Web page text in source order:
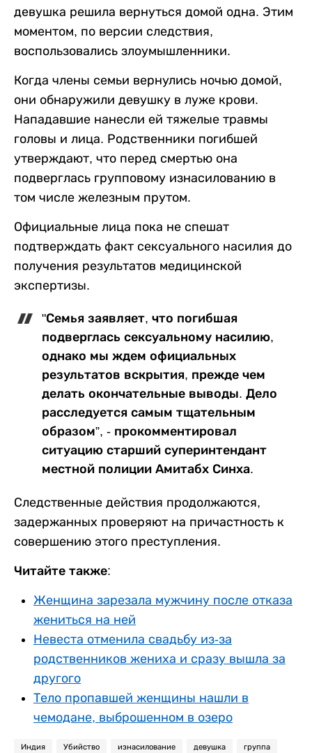
девушка решила вернуться домой одна. Этим
моментом, по версии следствия,
воспользовались злоумышленники.
Когда члены семьи вернулись ночью домой,
они обнаружили девушку в луже крови.
Нападавшие нанесли ей тяжелые травмы
головы и лица. Родственники погибшей
утверждают, что перед смертью она
подверглась групповому изнасилованию в
том числе железным прутом.
Официальные лица пока не спешат
подтверждать факт сексуального насилия до
получения результатов медицинской
экспертизы.
"Семья заявляет, что погибшая
подверглась сексуальному насилию,
однако мы ждем официальных
результатов вскрытия, прежде чем
делать окончательные выводы. Дело
расследуется самым тщательным
образом”, - прокомментировал
ситуацию старший суперинтендант
местной полиции Амитабх Синха.
Следственные действия продолжаются,
задержанных проверяют на причастность к
совершению этого преступления.
Читайте также:
Женщина зарезала мужчину после отказа
жениться на ней
Невеста отменила свадьбу из-за
родственников жениха и сразу вышла за
другого
Тело пропавшей женщины нашли в
чемодане, выброшенном в озеро
Индия Убийство изнасилование девушка группа